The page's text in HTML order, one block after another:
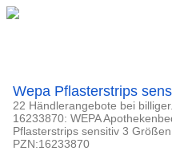
Wepa Pflasterstrips
22 Händlerangebote bei
16233870: WEPA
Pflasterstrips sensitiv 3
PZN:16233870